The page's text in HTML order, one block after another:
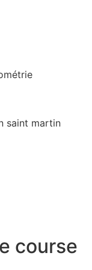
saint martin
course